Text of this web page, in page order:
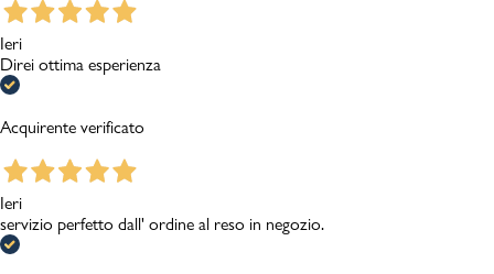
Ieri
Direi ottima esperienza
Acquirente verificato
Ieri
servizio perfetto dall' ordine al reso in negozio.